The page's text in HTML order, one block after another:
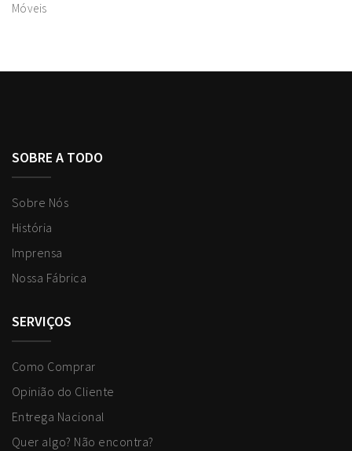
Móveis
SOBRE A TODO
Sobre Nós
História
Imprensa
Nossa Fábrica
SERVIÇOS
Como Comprar
Opinião do Cliente
Entrega Nacional
Quer algo? Não encontra?